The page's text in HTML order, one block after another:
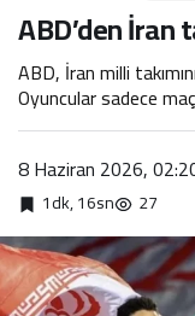
ABD’den İran
ABD, İran milli
Oyuncular sadece
8 Haziran 2026,
1dk, 16sn 27